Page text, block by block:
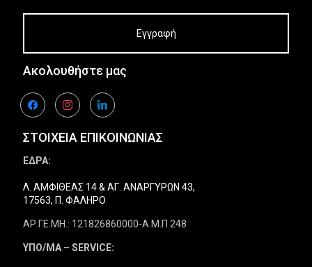
Ακολουθήστε μας
facebookinstagramlinkedin
ΣΤΟΙΧΕΙΑ ΕΠΙΚΟΙΝΩΝΙΑΣ
ΕΔΡΑ:
Λ. ΑΜΦΙΘΕΑΣ 14 & ΑΓ. ΑΝΑΡΓΥΡΩΝ 43,
17563, Π. ΦΑΛΗΡΟ
ΑΡ.ΓΕ.ΜΗ.: 121826860000-Α.Μ.Π 248
ΥΠΟ/ΜΑ – SERVICE: